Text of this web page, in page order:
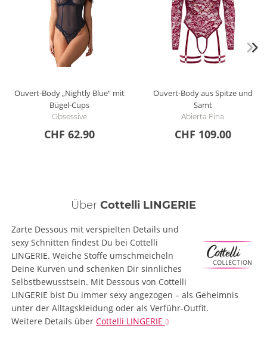
Ouvert-Body „Nightly Blue“ mit
Bügel-Cups
Obsessive
CHF 62.90
Ouvert-Body aus Spitze und
Samt
Abierta Fina
CHF 109.00
Über Cottelli LINGERIE
Zarte Dessous mit verspielten Details und
sexy Schnitten findest Du bei Cottelli
LINGERIE. Weiche Stoffe umschmeicheln
Deine Kurven und schenken Dir sinnliches
Selbstbewusstsein. Mit Dessous von Cottelli
LINGERIE bist Du immer sexy angezogen – als Geheimnis
unter der Alltagskleidung oder als Verführ-Outfit.
Weitere Details über Cottelli LINGERIE